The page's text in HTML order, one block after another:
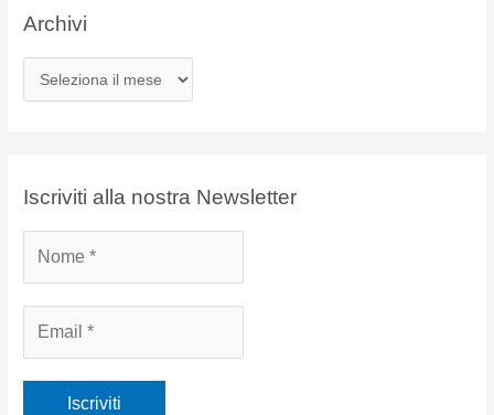
Archivi
r
iIscriviti alla nostra Newsletter